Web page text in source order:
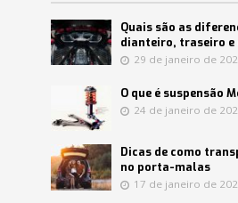
Quais são as
dianteiro, traseiro e
29 de janeiro de
O que é suspensão
24 de janeiro de
Dicas de como
no porta-malas
17 de janeiro de